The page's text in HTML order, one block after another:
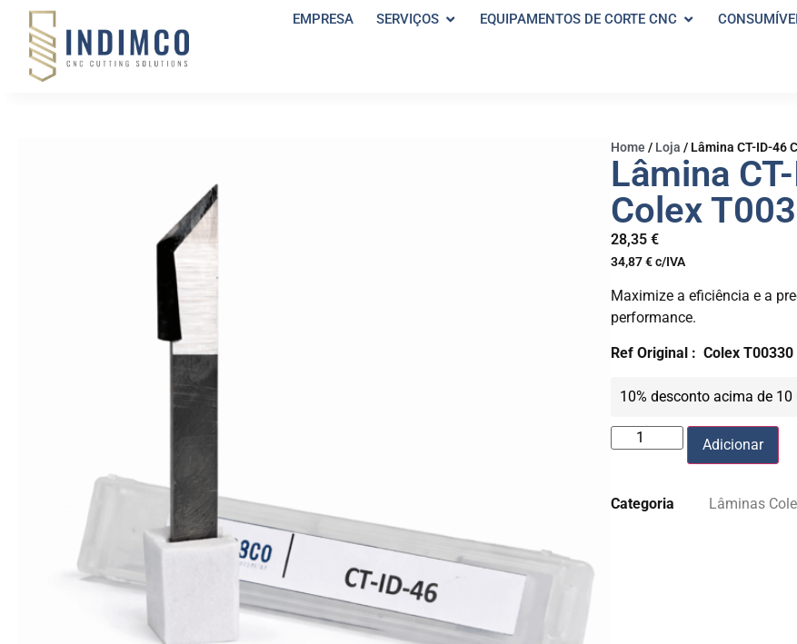
EMPRESA SERVIÇOS EQUIPAMENTOS DE CORTE CNC
Home/ Loja / Lâmina CT-ID-46
Lâmina
Colex
28,35 €
34,87€c/IVA
Maximize a eficiência e a
performance.
Ref Original : Colex T00330
10% desconto acima de
Adicionar
Categoria Lâminas